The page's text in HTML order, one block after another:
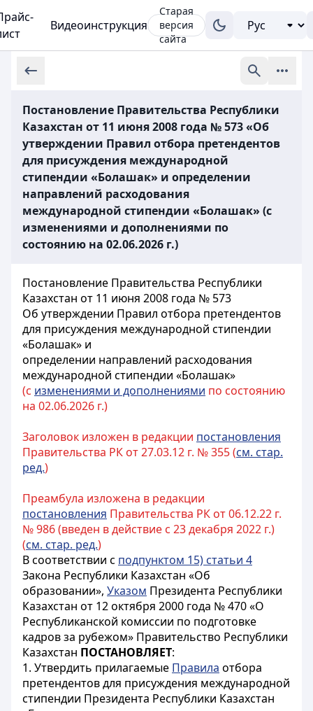
Видеоинструкция
Старая
версия
сайта
Постановление Правительства Республики
Казахстан от 11 июня 2008 года № 573 «Об
утверждении Правил отбора претендентов
для присуждения международной
стипендии «Болашак» и определении
направлений расходования
международной стипендии «Болашак» (с
изменениями и дополнениями по
состоянию на 02.06.2026 г.)
Постановление Правительства Республики
Казахстан от 11 июня 2008 года № 573
Об утверждении Правил отбора претендентов
для присуждения международной стипендии
«Болашак» и
определении направлений расходования
международной стипендии «Болашак»
(с изменениями и дополнениями по состоянию
на 02.06.2026 г.)
Заголовок изложен в редакции постановления
Правительства РК от 27.03.12 г. № 355 (см. стар.
ред.)
Преамбула изложена в редакции
постановления Правительства РК от 06.12.22 г.
№ 986 (введен в действие с 23 декабря 2022 г.)
(см. стар. ред.)
В соответствии с подпунктом 15) статьи 4
Закона Республики Казахстан «Об
образовании», Указом Президента Республики
Казахстан от 12 октября 2000 года № 470 «О
Республиканской комиссии по подготовке
кадров за рубежом» Правительство Республики
Казахстан ПОСТАНОВЛЯЕТ:
1. Утвердить прилагаемые Правила отбора
претендентов для присуждения международной
стипендии Президента Республики Казахстан